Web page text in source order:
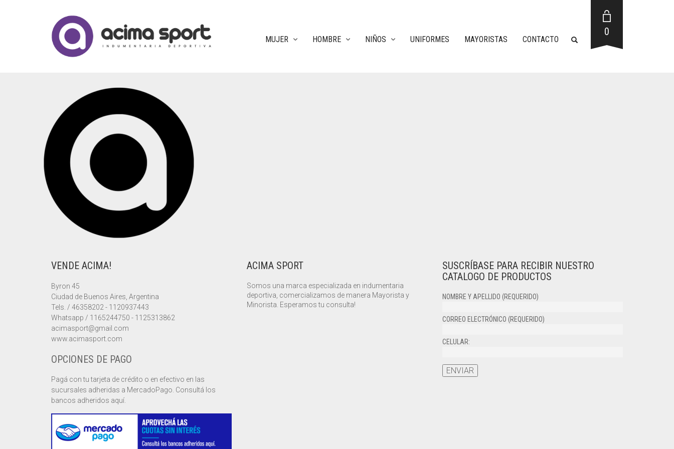
MUJER HOMBRE NIÑOS UNIFORMES MAYORISTAS CONTACTO
0
VENDE ACIMA!
Byron 45
Ciudad de Buenos Aires, Argentina
Tels. / 46358202 - 1120937443
Whatsapp / 1165244750 - 1125313862
acimasport@gmail.com
www.acimasport.com
OPCIONES DE PAGO
Pagá con tu tarjeta de crédito o en efectivo en las
sucursales adheridas a MercadoPago. Consultá los
bancos adheridos aquí.
ACIMA SPORT
Somos una marca especializada en indumentaria
deportiva, comercializamos de manera Mayorista y
Minorista. Esperamos tu consulta!
SUSCRÍBASE PARA RECIBIR NUESTRO
CATALOGO DE PRODUCTOS
NOMBRE Y APELLIDO (REQUERIDO)
CORREO ELECTRÓNICO (REQUERIDO)
CELULAR: